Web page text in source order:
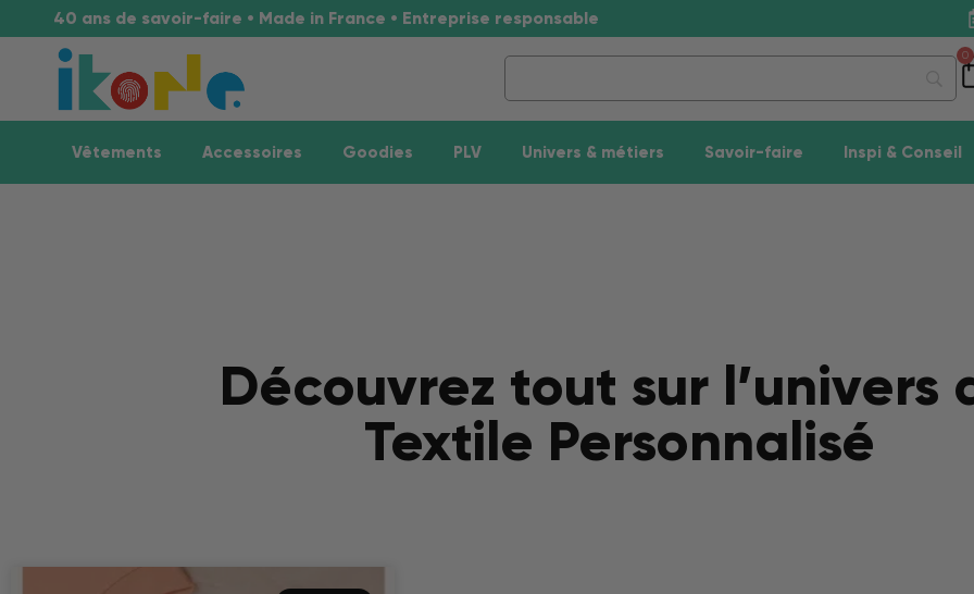
40 ans de savoir-faire • Made in France • Entreprise responsable
0
Vêtements Accessoires Goodies PLV Univers & métiers Savoir-faire Inspi & Conseil
Découvrez tout sur l’univers
Textile Personnalisé